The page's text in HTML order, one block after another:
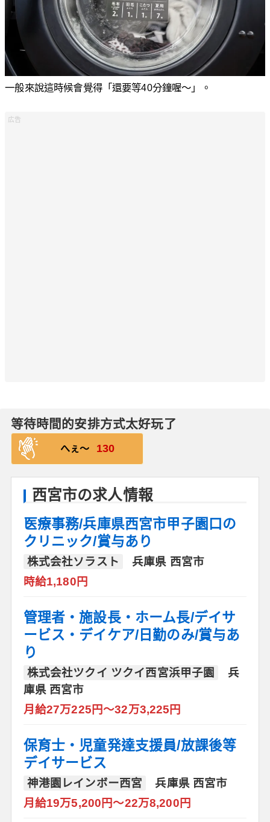
一般來說這時候會覺得「還要等40分鐘喔〜」。
等待時間的安排方式太好玩了
へぇ〜 130
西宮市の求人情報
医療事務/兵庫県西宮市甲子園口の
クリニック/賞与あり
株式会社ソラスト
兵庫県 西宮市
時給1,180円
管理者・施設長・ホーム長/デイサ
ービス・デイケア/日勤のみ/賞与あ
り
株式会社ツクイ ツクイ西宮浜甲子園
兵
庫県 西宮市
月給27万225円～32万3,225円
保育士・児童発達支援員/放課後等
デイサービス
神港園レインボー西宮
兵庫県 西宮市
月給19万5,200円～22万8,200円